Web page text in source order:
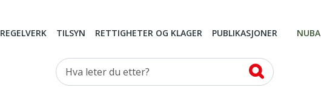
REGELVERK TILSYN RETTIGHETER OG KLAGER PUBLIKASJONER NUBA
Hva leter du etter?